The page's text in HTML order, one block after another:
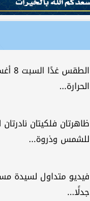
الحرارة...
ظاهرتان فلكيتان
للشمس وذروة...
فيديو متداول لسيدة
جدلًا...